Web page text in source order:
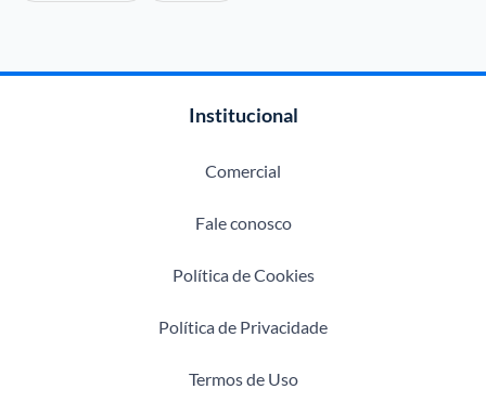
Institucional
Comercial
Fale conosco
Política de Cookies
Política de Privacidade
Termos de Uso